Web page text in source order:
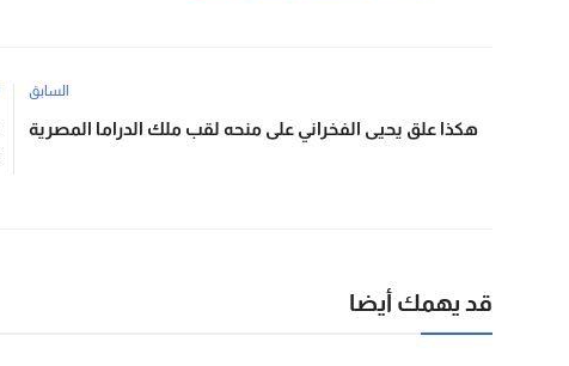
السابق
هكذا علق يحيى الفخراني على منحه لقب ملك الدراما المصرية
قد يهمك أيضا